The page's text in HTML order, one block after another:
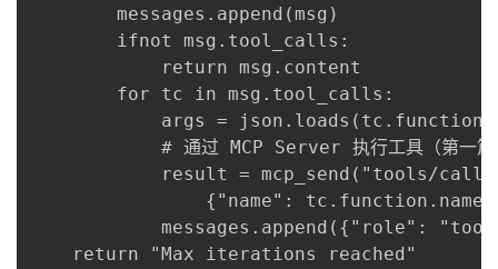
messages.append(msg)
ifnot msg.tool_calls:
return msg.content
for tc in msg.tool_calls:
args =
# 通过 MCP Server 执行工具（第一篇
result = mcp_send("tools/
{"name": tc.function.name,
messages.append({"role": "tool",
return "Max iterations reached"